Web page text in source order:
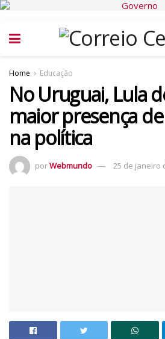
Home Educação
No Uruguai, Lula
maior presença
na política
porWebmundo 25 de janeiro